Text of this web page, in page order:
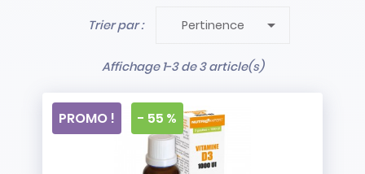
- Stock limité et non renouvelé
Trier par : Pertinence 
Affichage 1-3 de 3 article(s)
PROMO ! - 55 %